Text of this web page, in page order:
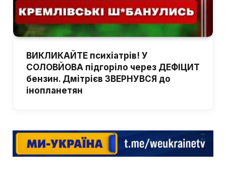
ВИКЛИКАЙТЕ психіатрів! У
СОЛОВЙОВА підгоріло через ДЕФІЦИТ
бензин. Дмітрієв ЗВЕРНУВСЯ до
інопланетян